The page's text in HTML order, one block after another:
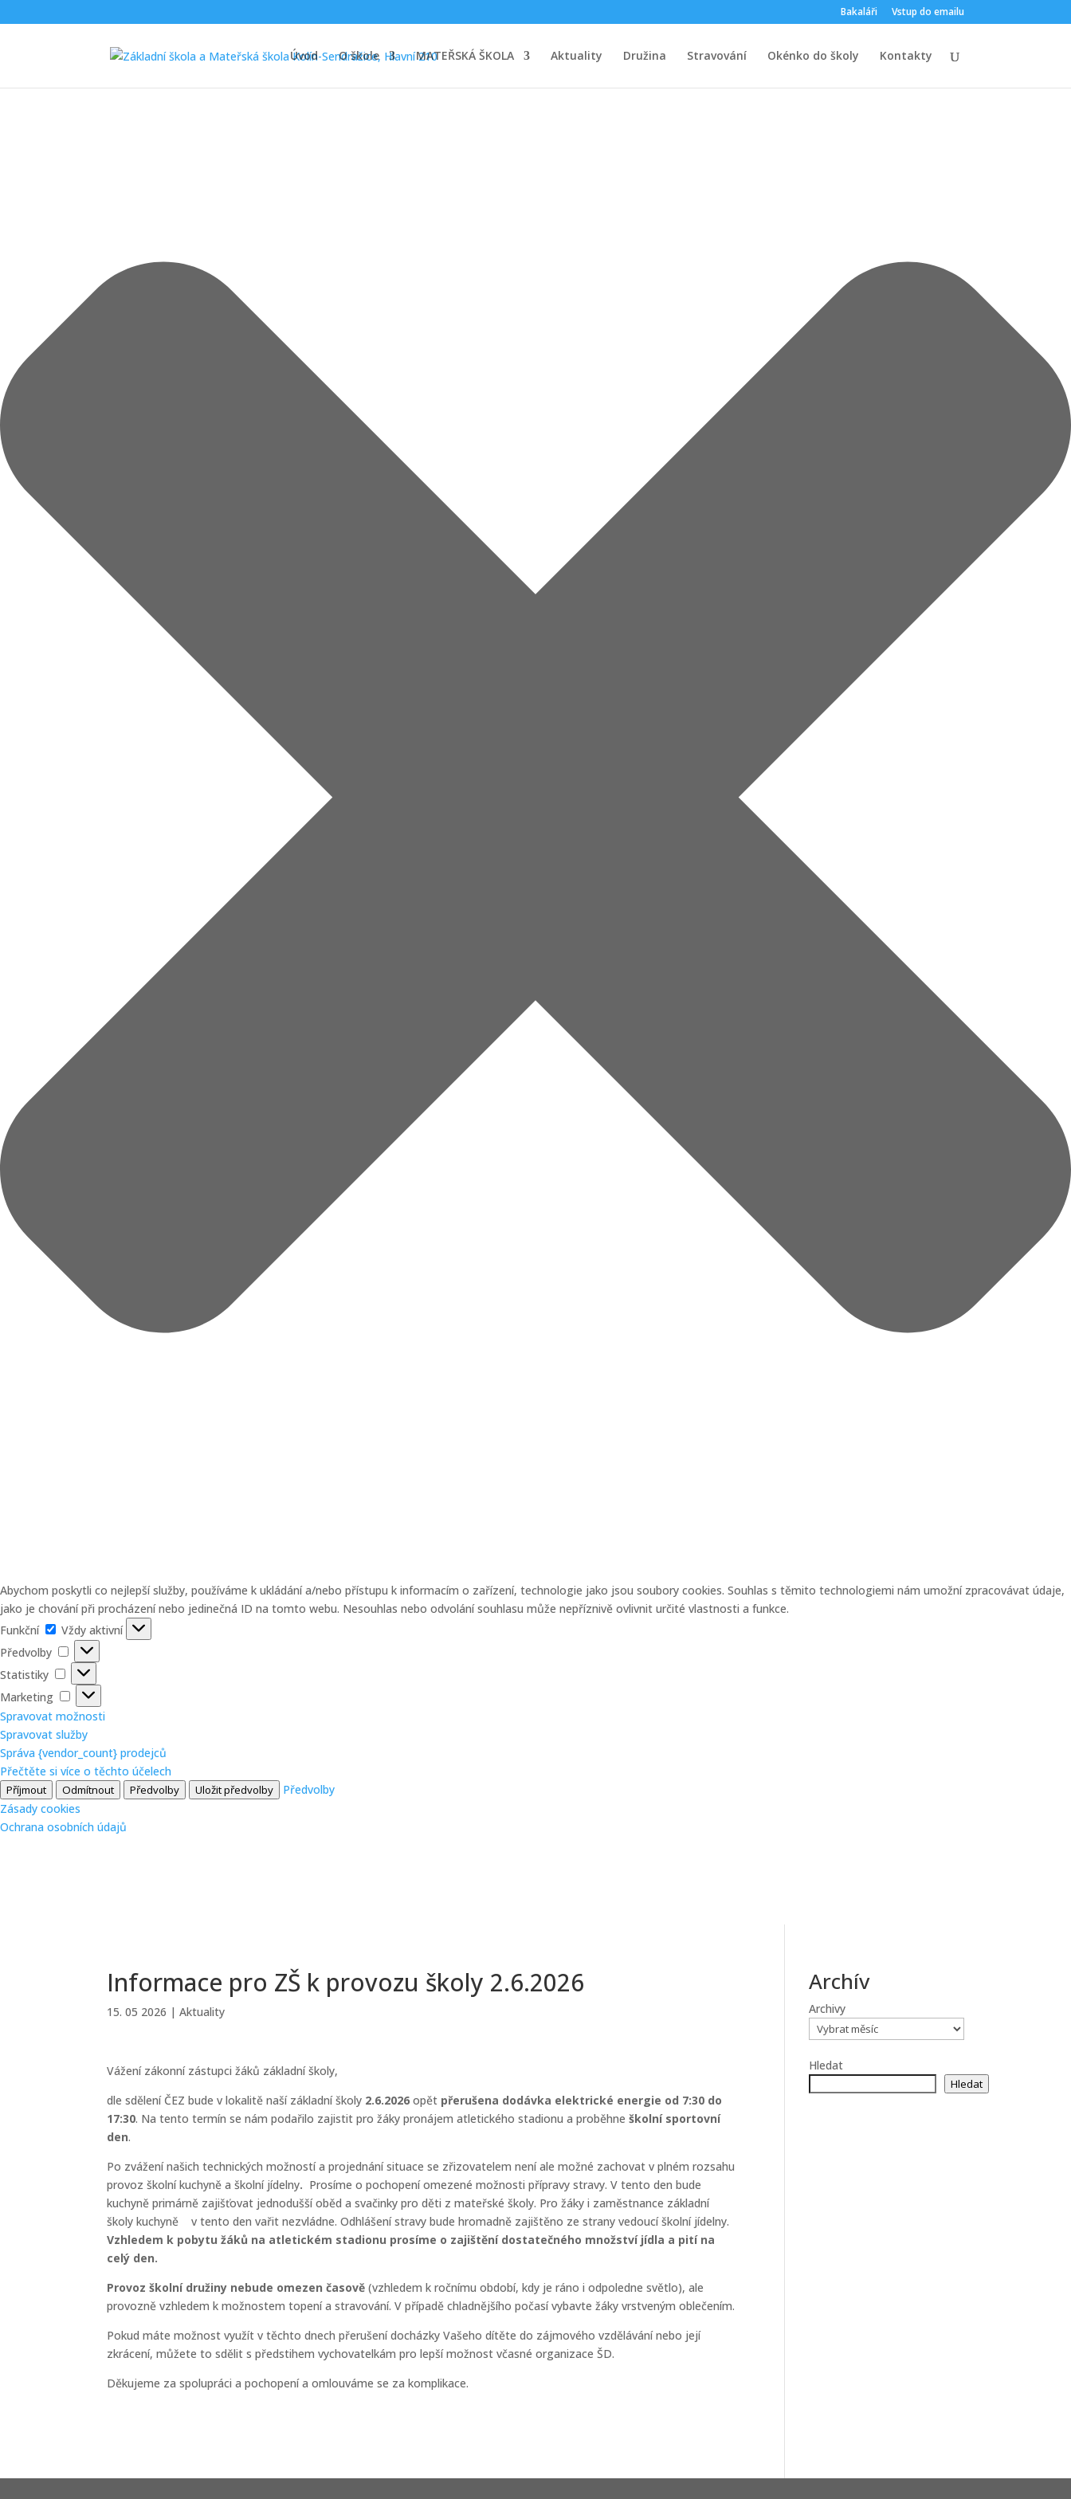
Abychom poskytli co nejlepší služby, používáme k ukládání a/nebo přístupu k informacím o zařízení, technologie jako jsou soubory cookies. Souhlas s těmito technologiemi nám umožní zpracovávat údaje,
jako je chování při procházení nebo jedinečná ID na tomto webu. Nesouhlas nebo odvolání souhlasu může nepříznivě ovlivnit určité vlastnosti a funkce.
Funkční
Funkční
Vždy aktivní
Předvolby
Předvolby
Statistiky
Statistiky
Marketing
Marketing
Spravovat možnosti
Spravovat služby
Správa {vendor_count} prodejců
Přečtěte si více o těchto účelech
Příjmout Odmítnout Předvolby Uložit předvolby
Předvolby
Zásady cookies
Ochrana osobních údajů
Bakaláři Vstup do emailu
Úvod O škole MATEŘSKÁ ŠKOLA Aktuality Družina Stravování Okénko do školy Kontakty
Informace pro ZŠ k provozu školy 2.6.2026
15. 05 2026 |Aktuality
Vážení zákonní zástupci žáků základní školy,
dle sdělení ČEZ bude v lokalitě naší základní školy 2.6.2026 opět přerušena dodávka elektrické energie od 7:30 do
17:30. Na tento termín se nám podařilo zajistit pro žáky pronájem atletického stadionu a proběhneškolní sportovní
den.
Po zvážení našich technických možností a projednání situace se zřizovatelem není ale možné zachovat v plném rozsahu
provoz školní kuchyně a školní jídelny. Prosíme o pochopení omezené možnosti přípravy stravy. V tento den bude
kuchyně primárně zajišťovat jednodušší oběd a svačinky pro děti z mateřské školy. Pro žáky i zaměstnance základní
školy kuchyně v tento den vařit nezvládne. Odhlášení stravy bude hromadně zajištěno ze strany vedoucí školní jídelny.
Vzhledem k pobytu žáků na atletickém stadionu prosíme o zajištění dostatečného množství jídla a pití na
celý den.
Provoz školní družiny nebude omezen časově (vzhledem k ročnímu období, kdy je ráno i odpoledne světlo), ale
provozně vzhledem k možnostem topení a stravování. V případě chladnějšího počasí vybavte žáky vrstveným oblečením.
Pokud máte možnost využít v těchto dnech přerušení docházky Vašeho dítěte do zájmového vzdělávání nebo její
zkrácení, můžete to sdělit s předstihem vychovatelkám pro lepší možnost včasné organizace ŠD.
Děkujeme za spolupráci a pochopení a omlouváme se za komplikace.
Archív
Archivy
Hledat
Hledat